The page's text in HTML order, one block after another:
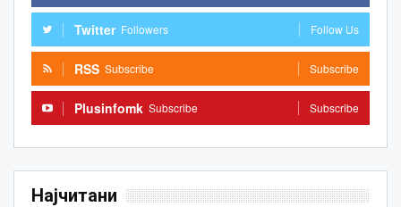
Twitter Followers Follow Us
RSS Subscribe Subscribe
Plusinfomk Subscribe Subscribe
Најчитани